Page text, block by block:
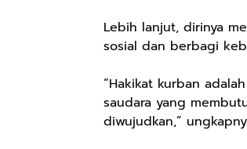
Lebih lanjut, dirinya
sosial dan berbagi
“Hakikat kurban
saudara yang
diwujudkan,”
HYGIENE
Pembersih
Kewanitaan
Shopee